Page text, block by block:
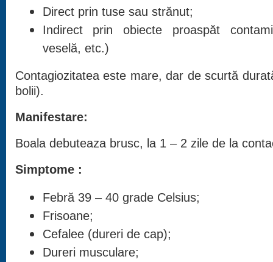
Direct prin tuse sau strănut;
Indirect prin obiecte proaspăt
veselă, etc.)
Contagiozitatea este mare, dar de scurtă
bolii).
Manifestare:
Boala debuteaza brusc, la 1 – 2 zile de la
Simptome :
Febră 39 – 40 grade Celsius;
Frisoane;
Cefalee (dureri de cap);
Dureri musculare;